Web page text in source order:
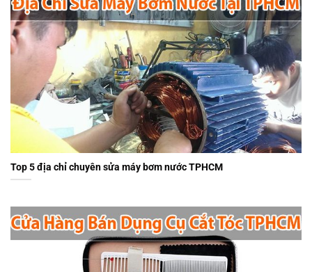
Top 5 địa chỉ chuyên sửa máy bơm nước TPHCM